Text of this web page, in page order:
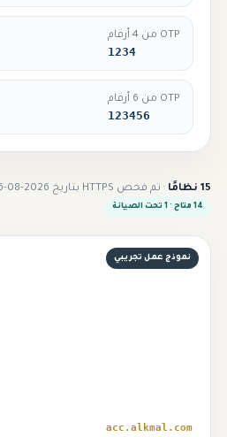
OTP من 4 أرقام
1234
OTP من 6 أرقام
123456
15 نظامًا · تم فحص HTTPS بتاريخ 2026-08-06
14 متاح · 1 تحت الصيانة
نموذج عمل تجريبي
acc.alkmal.com